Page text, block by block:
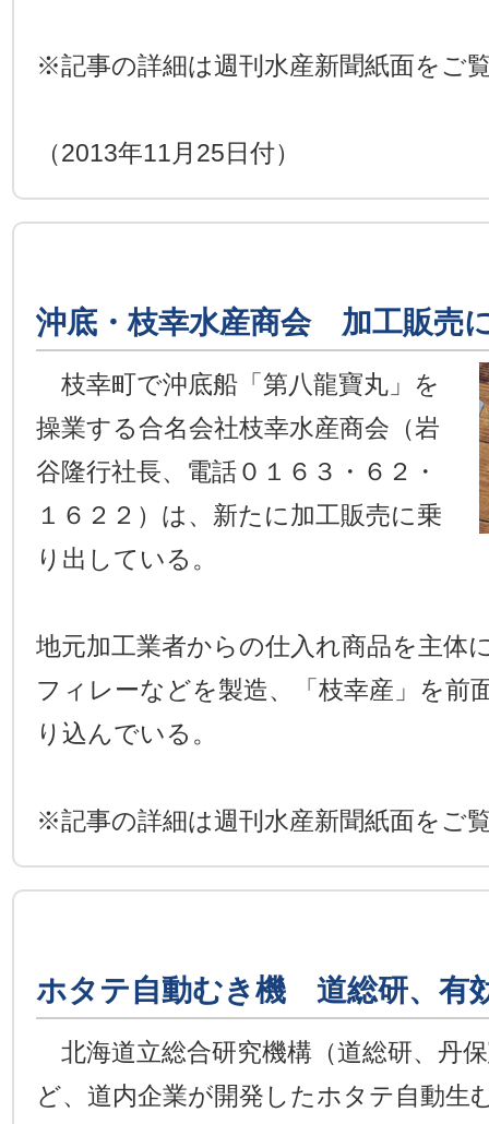
※記事の詳細は週刊水産新聞紙面をご
（2013年11月25日付）
沖底・枝幸水産商会 加工販売
枝幸町で沖底船「第八龍寶丸」を
操業する合名会社枝幸水産商会（岩
谷隆行社長、電話０１６３・６２・
１６２２）は、新たに加工販売に乗
り出している。
地元加工業者からの仕入れ商品を主体
フィレーなどを製造、「枝幸産」を前
り込んでいる。
※記事の詳細は週刊水産新聞紙面をご
ホタテ自動むき機 道総研、有
北海道立総合研究機構（道総研、丹
ど、道内企業が開発したホタテ自動生